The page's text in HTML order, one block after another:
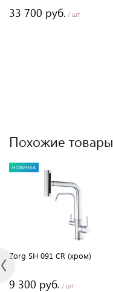
33 700 руб. / шт
Похожие товары
НОВИНКА
Zorg SH 091 CR (хром)
9 300 руб. / шт